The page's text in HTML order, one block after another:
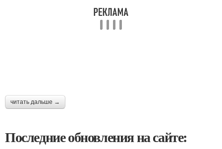
читать дальше →
Последние обновления на сайте: